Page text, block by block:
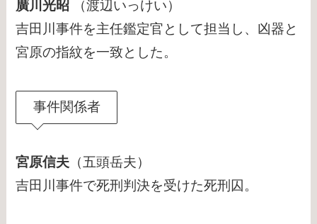
廣川光昭 （渡辺いっけい）
吉田川事件を主任鑑定官として担当し、凶器と
宮原の指紋を一致とした。
事件関係者
宮原信夫 （五頭岳夫）
吉田川事件で死刑判決を受けた死刑囚。